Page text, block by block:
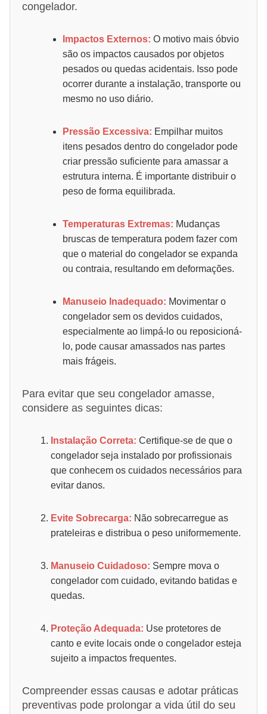
congelador.
Impactos Externos: O motivo mais óbvio
são os impactos causados por objetos
pesados ou quedas acidentais. Isso pode
ocorrer durante a instalação, transporte ou
mesmo no uso diário.
Pressão Excessiva: Empilhar muitos
itens pesados dentro do congelador pode
criar pressão suficiente para amassar a
estrutura interna. É importante distribuir o
peso de forma equilibrada.
Temperaturas Extremas: Mudanças
bruscas de temperatura podem fazer com
que o material do congelador se expanda
ou contraia, resultando em deformações.
Manuseio Inadequado: Movimentar o
congelador sem os devidos cuidados,
especialmente ao limpá-lo ou reposicioná-
lo, pode causar amassados nas partes
mais frágeis.
Para evitar que seu congelador amasse,
considere as seguintes dicas:
Instalação Correta: Certifique-se de que o
congelador seja instalado por profissionais
que conhecem os cuidados necessários para
evitar danos.
Evite Sobrecarga: Não sobrecarregue as
prateleiras e distribua o peso uniformemente.
Manuseio Cuidadoso: Sempre mova o
congelador com cuidado, evitando batidas e
quedas.
Proteção Adequada: Use protetores de
canto e evite locais onde o congelador esteja
sujeito a impactos frequentes.
Compreender essas causas e adotar práticas
preventivas pode prolongar a vida útil do seu